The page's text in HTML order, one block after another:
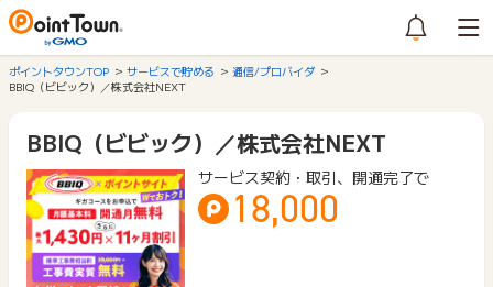
ポイントタウンTOP サービスで貯める
通信/プロバイダ
BBIQ（ビビック）／株式会社NEXT
BBIQ（ビビック）／株式会社NEXT
サービス契約・取引、開通完了で
18,000